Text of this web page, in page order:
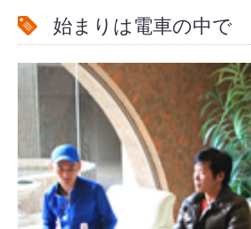
始まりは電車の中で